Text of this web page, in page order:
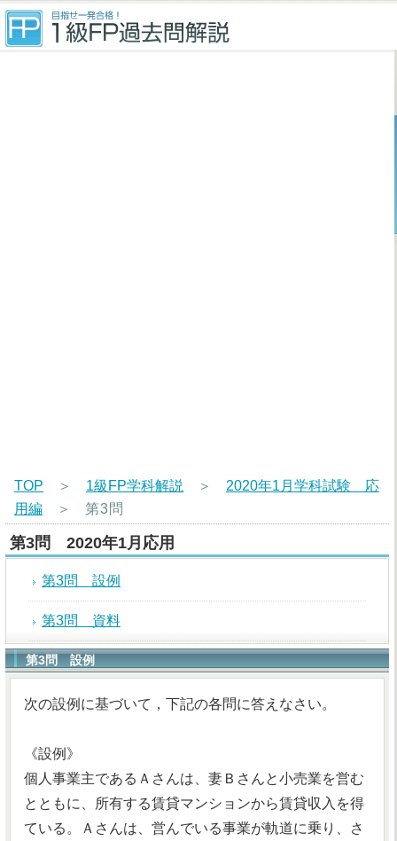
TOP ＞ 1級FP学科解説 ＞ 2020年1月学科試験 応
用編 ＞ 第3問
第3問 2020年1月応用
第3問 設例
第3問 資料
第3問 設例
次の設例に基づいて，下記の各問に答えなさい。
《設例》
個人事業主であるＡさんは、妻Ｂさんと小売業を営む
とともに、所有する賃貸マンションから賃貸収入を得
ている。Ａさんは、営んでいる事業が軌道に乗り、さ